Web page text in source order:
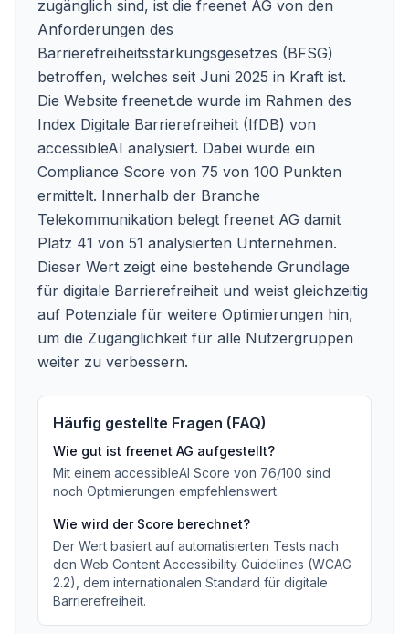
zugänglich sind, ist die freenet AG von den
Anforderungen des
Barrierefreiheitsstärkungsgesetzes (BFSG)
betroffen, welches seit Juni 2025 in Kraft ist.
Die Website freenet.de wurde im Rahmen des
Index Digitale Barrierefreiheit (IfDB) von
accessibleAI analysiert. Dabei wurde ein
Compliance Score von 75 von 100 Punkten
ermittelt. Innerhalb der Branche
Telekommunikation belegt freenet AG damit
Platz 41 von 51 analysierten Unternehmen.
Dieser Wert zeigt eine bestehende Grundlage
für digitale Barrierefreiheit und weist gleichzeitig
auf Potenziale für weitere Optimierungen hin,
um die Zugänglichkeit für alle Nutzergruppen
weiter zu verbessern.
Häufig gestellte Fragen (FAQ)
Wie gut ist freenet AG aufgestellt?
Mit einem accessibleAI Score von 76/100 sind
noch Optimierungen empfehlenswert.
Wie wird der Score berechnet?
Der Wert basiert auf automatisierten Tests nach
den Web Content Accessibility Guidelines (WCAG
2.2), dem internationalen Standard für digitale
Barrierefreiheit.